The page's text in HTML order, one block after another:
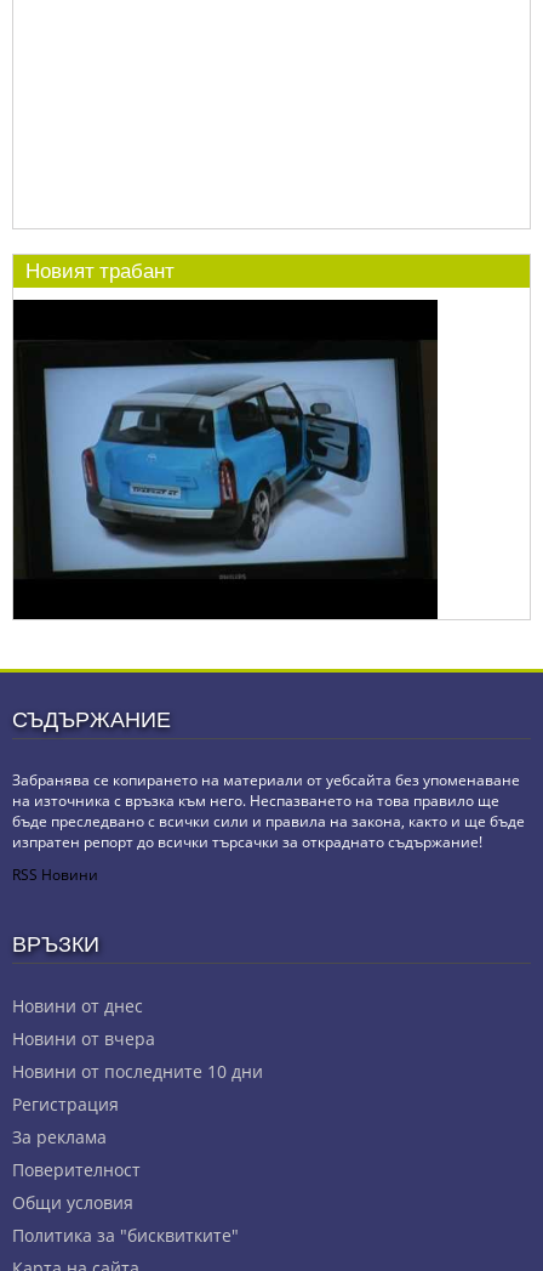
Новият трабант
СЪДЪРЖАНИЕ
Забранява се копирането на материали от уебсайта без упоменаване
на източника с връзка към него. Неспазването на това правило ще
бъде преследвано с всички сили и правила на закона, както и ще бъде
изпратен репорт до всички търсачки за откраднато съдържание!
RSS Новини
ВРЪЗКИ
Новини от днес
Новини от вчера
Новини от последните 10 дни
Регистрация
За реклама
Πoвepитeлнocт
Общи условия
Политика за "бисквитките"